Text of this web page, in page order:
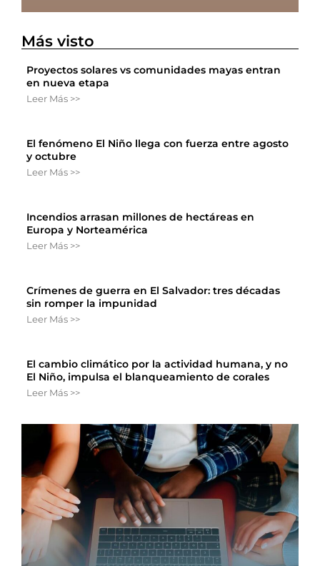
Más visto
Proyectos solares vs comunidades mayas entran
en nueva etapa
Leer Más >>
El fenómeno El Niño llega con fuerza entre agosto
y octubre
Leer Más >>
Incendios arrasan millones de hectáreas en
Europa y Norteamérica
Leer Más >>
Crímenes de guerra en El Salvador: tres décadas
sin romper la impunidad
Leer Más >>
El cambio climático por la actividad humana, y no
El Niño, impulsa el blanqueamiento de corales
Leer Más >>